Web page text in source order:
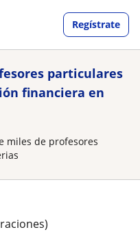
Regístrate
particulares
financiera en
miles de profesores